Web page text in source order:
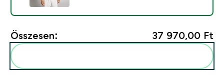
Összesen: 37 970,00 Ft‎